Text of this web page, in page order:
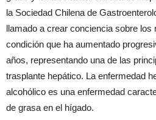
la Sociedad Chilena de
llamado a crear conciencia sobre los
condición que ha aumentado
años, representando una de las
trasplante hepático. La enfermedad
alcohólico es una enfermedad
de grasa en el hígado.